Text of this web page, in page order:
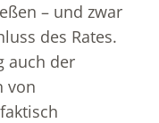
– und zwar
des Rates.
auch der
von